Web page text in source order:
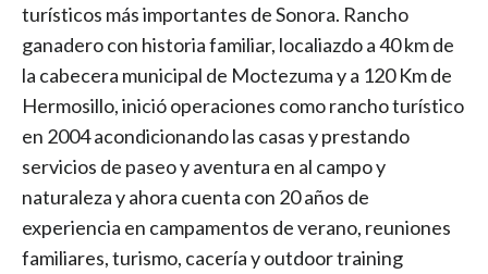
turísticos más importantes de Sonora. Rancho
ganadero con historia familiar, localiazdo a 40 km de
la cabecera municipal de Moctezuma y a 120 Km de
Hermosillo, inició operaciones como rancho turístico
en 2004 acondicionando las casas y prestando
servicios de paseo y aventura en al campo y
naturaleza y ahora cuenta con 20 años de
experiencia en campamentos de verano, reuniones
familiares, turismo, cacería y outdoor training